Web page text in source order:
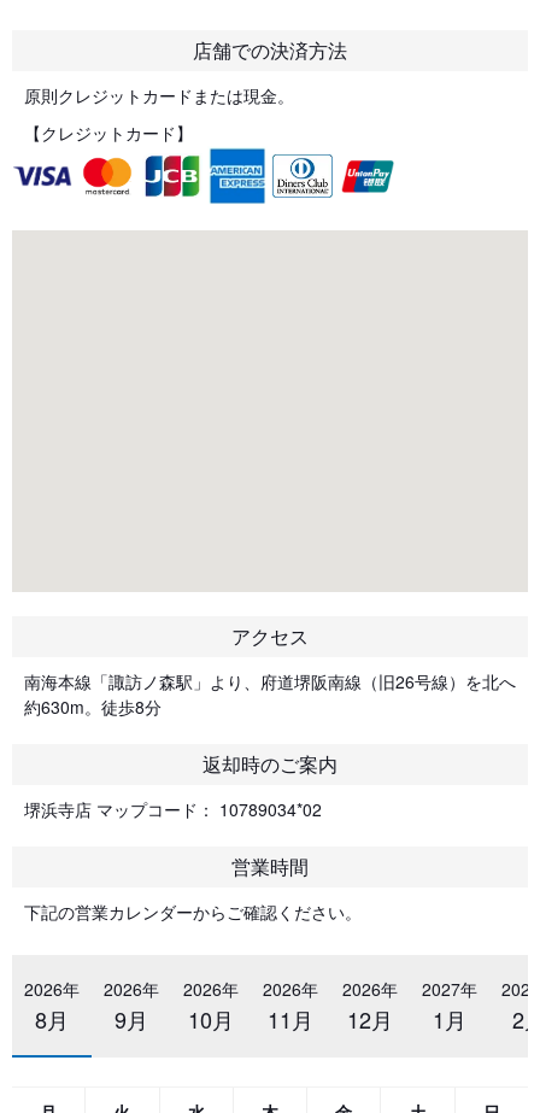
店舗での決済方法
原則クレジットカードまたは現金。
【クレジットカード】
アクセス
南海本線「諏訪ノ森駅」より、府道堺阪南線（旧26号線）を北へ
約630m。徒歩8分
返却時のご案内
堺浜寺店 マップコード： 10789034*02
営業時間
下記の営業カレンダーからご確認ください。
2026年
8月
2026年
9月
2026年
10月
2026年
11月
2026年
12月
2027年
1月 2